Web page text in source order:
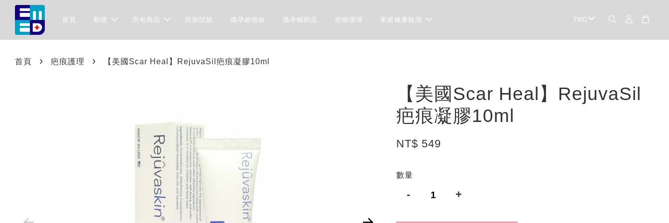
首頁 動態 所有商品 排卵試紙 備孕維他命 備孕輔助品 疤痕護理 家庭健康檢測
首頁 › 疤痕護理 › 【美國Scar Heal】RejuvaSil疤痕凝膠10ml
【美國Scar Heal】RejuvaSil
疤痕凝膠10ml
NT$ 549
數量
- +